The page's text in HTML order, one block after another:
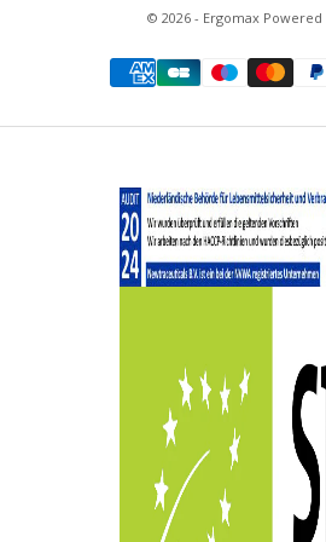
bei Ergomax genau richtig! Ob Sie
Nahrungsergänzungsmittel mit
Optimierungsformelvon Ancestral
*Die gesundheitsbezogene Angabe
Vorbehalt der europäischen Zulassung
© 2026 - Ergomax